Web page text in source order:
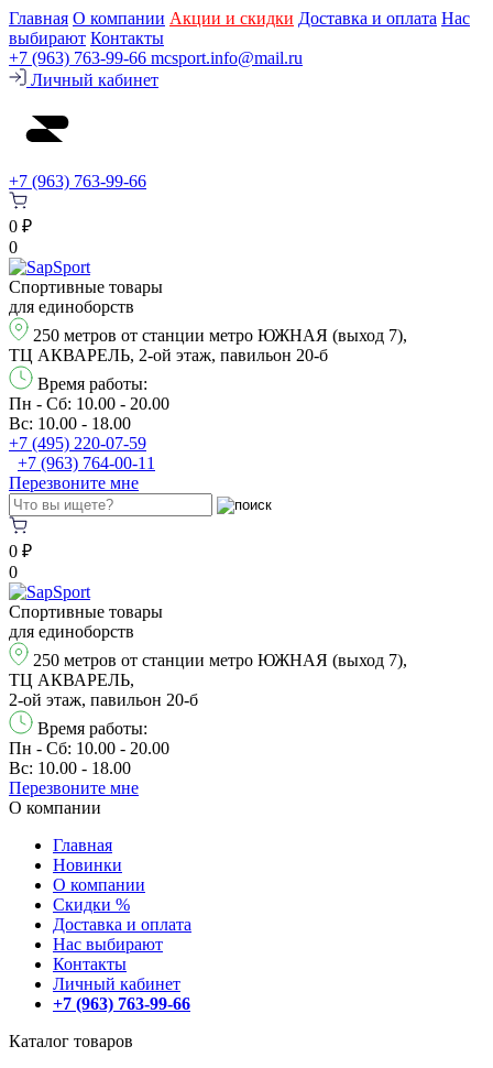
Главная О компании Акции и скидки Доставка и оплата Нас
выбирают Контакты
+7 (963) 763-99-66 mcsport.info@mail.ru
Личный кабинет
+7 (963) 763-99-66
0 ₽
0
Спортивные товары
для единоборств
250 метров от станции метро ЮЖНАЯ (выход 7),
ТЦ АКВАРЕЛЬ, 2-ой этаж, павильон 20-б
Время работы:
Пн - Сб: 10.00 - 20.00
Вс: 10.00 - 18.00
+7 (495) 220-07-59
+7 (963) 764-00-11
Перезвонитe мне
0 ₽
0
Спортивные товары
для единоборств
250 метров от станции метро ЮЖНАЯ (выход 7),
ТЦ АКВАРЕЛЬ,
2-ой этаж, павильон 20-б
Время работы:
Пн - Сб: 10.00 - 20.00
Вс: 10.00 - 18.00
Перезвонитe мне
О компании
Главная
Новинки
О компании
Скидки %
Доставка и оплата
Нас выбирают
Контакты
Личный кабинет
+7 (963) 763-99-66
Каталог товаров